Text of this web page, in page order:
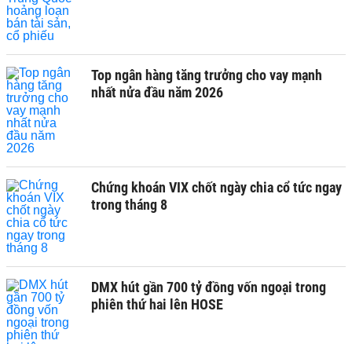
Top ngân hàng tăng trưởng cho vay mạnh
nhất nửa đầu năm 2026
Chứng khoán VIX chốt ngày chia cổ tức ngay
trong tháng 8
DMX hút gần 700 tỷ đồng vốn ngoại trong
phiên thứ hai lên HOSE